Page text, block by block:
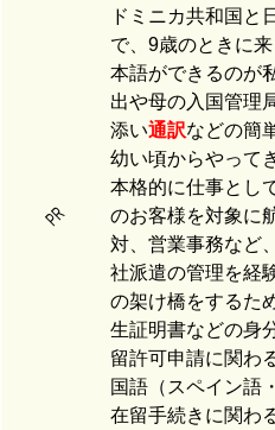
PR
ドミニカ共和国と
で、9歳のときに
本語ができるのが
出や母の入国管理
添い通訳などの簡
幼い頃からやって
本格的に仕事とし
のお客様を対象に
対、営業事務など
社派遣の管理を経
の架け橋をするた
生証明書などの身
留許可申請に関わ
国語（スペイン語
在留手続きに関わ